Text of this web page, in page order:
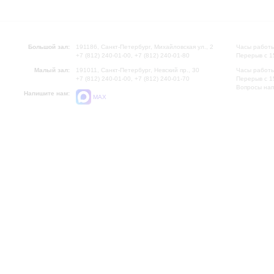
Большой зал:
191186, Санкт-Петербург, Михайловская ул., 2
+7 (812) 240-01-00, +7 (812) 240-01-80
Малый зал:
191011, Санкт-Петербург, Невский пр., 30
+7 (812) 240-01-00, +7 (812) 240-01-70
Напишите нам:
MAX
Часы
Перерыв с
Часы
Перерыв с
Вопросы